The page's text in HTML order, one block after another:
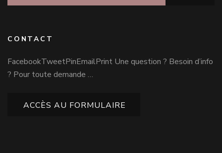
CONTACT
FacebookTweetPinEmailPrint Une question ? Besoin d’info
? Pour toute demande …
ACCÈS AU FORMULAIRE